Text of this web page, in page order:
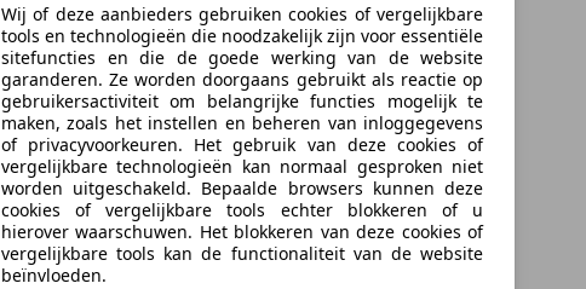
Wij of deze aanbieders gebruiken cookies of vergelijkbare
tools en technologieën die noodzakelijk zijn voor essentiële
sitefuncties en die de goede werking van de website
garanderen. Ze worden doorgaans gebruikt als reactie op
gebruikersactiviteit om belangrijke functies mogelijk te
maken, zoals het instellen en beheren van inloggegevens
of privacyvoorkeuren. Het gebruik van deze cookies of
vergelijkbare technologieën kan normaal gesproken niet
worden uitgeschakeld. Bepaalde browsers kunnen deze
cookies of vergelijkbare tools echter blokkeren of u
hierover waarschuwen. Het blokkeren van deze cookies of
vergelijkbare tools kan de functionaliteit van de website
beïnvloeden.